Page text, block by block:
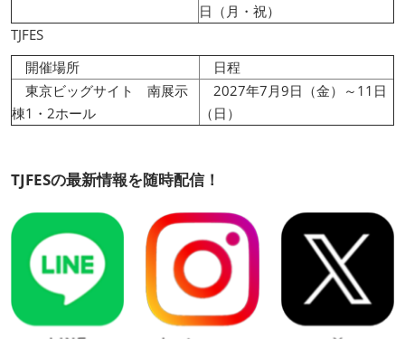
日（月・祝）
TJFES
開催場所
日程
東京ビッグサイト 南展示
棟1・2ホール
2027年7月9日（金）～11日
（日）
TJFESの最新情報を随時配信！